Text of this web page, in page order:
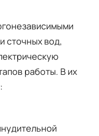
сточных вод,
работы. В их